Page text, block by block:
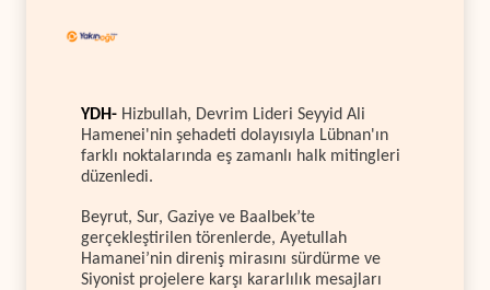
YDH- Hizbullah, Devrim Lideri Seyyid Ali
Hamenei'nin şehadeti dolayısıyla Lübnan'ın
farklı noktalarında eş zamanlı halk mitingleri
düzenledi.
Beyrut, Sur, Gaziye ve Baalbek’te
gerçekleştirilen törenlerde, Ayetullah
Hamanei’nin direniş mirasını sürdürme ve
Siyonist projelere karşı kararlılık mesajları